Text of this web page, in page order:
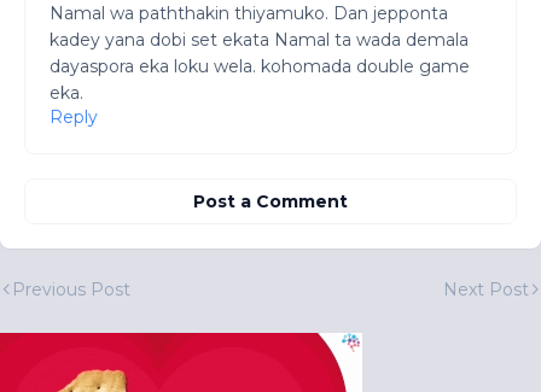
Namal wa paththakin thiyamuko. Dan jepponta
kadey yana dobi set ekata Namal ta wada demala
dayaspora eka loku wela. kohomada double game
eka.
Reply
Post a Comment
Previous Post Next Post